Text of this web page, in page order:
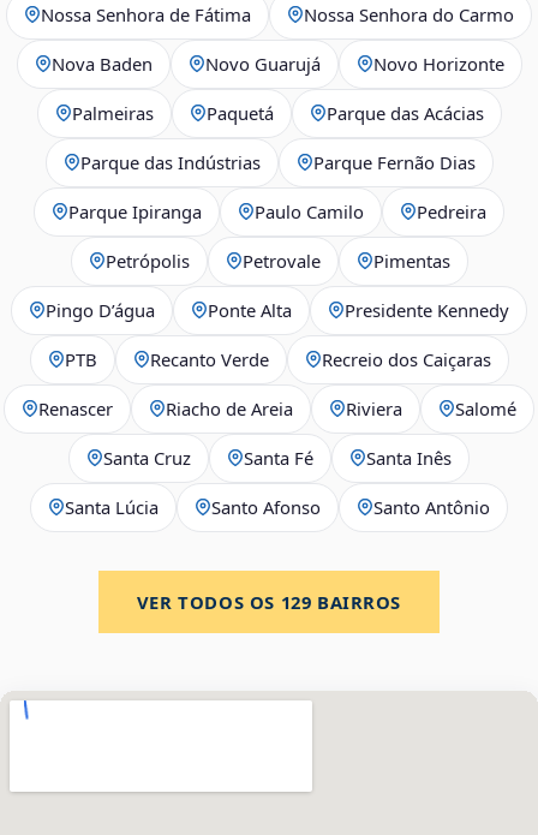
Nossa Senhora de Fátima Nossa Senhora do Carmo
Nova Baden Novo Guarujá Novo Horizonte
Palmeiras Paquetá Parque das Acácias
Parque das Indústrias Parque Fernão Dias
Parque Ipiranga Paulo Camilo Pedreira
Petrópolis Petrovale Pimentas
Pingo D’água Ponte Alta Presidente Kennedy
PTB Recanto Verde Recreio dos Caiçaras
Renascer Riacho de Areia Riviera Salomé
Santa Cruz Santa Fé Santa Inês
Santa Lúcia Santo Afonso Santo Antônio
VER TODOS OS 129 BAIRROS